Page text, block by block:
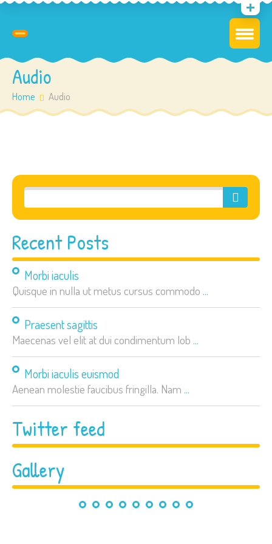
Audio
Home Audio
Recent Posts
Morbi iaculis
Quisque in nulla ut metus cursus commodo ...
Praesent sagittis
Maecenas vel elit at dui condimentum lob ...
Morbi iaculis euismod
Aenean molestie faucibus fringilla. Nam ...
Twitter feed
Gallery